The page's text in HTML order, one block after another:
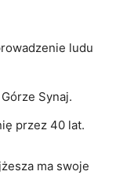
ludu
Synaj.
przez 40 lat.
ma swoje